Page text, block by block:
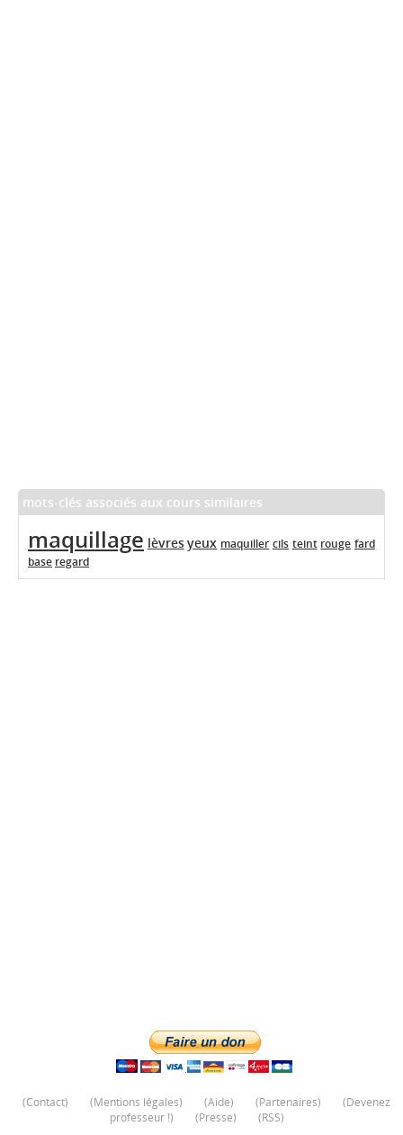
mots-clés associés aux cours similaires
maquillage lèvresyeux maquiller cils teint rouge fard
base regard
(Contact) (Mentions légales) (Aide) (Partenaires) (Devenez
professeur !) (Presse) (RSS)